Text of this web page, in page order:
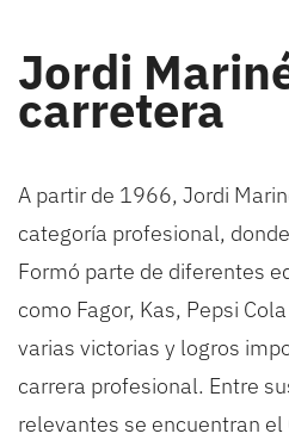
Jordi
carretera
A partir de 1966, Jordi
categoría profesional,
Formó parte de diferentes
como Fagor, Kas, Pepsi
varias victorias y logros
carrera profesional. Entre
relevantes se encuentran